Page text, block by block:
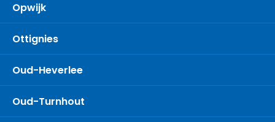
Opwijk
Ottignies
Oud-Heverlee
Oud-Turnhout